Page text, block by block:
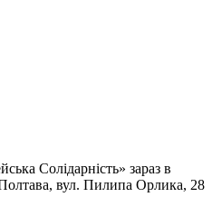
Солідарність» зараз в
вул. Пилипа Орлика, 28